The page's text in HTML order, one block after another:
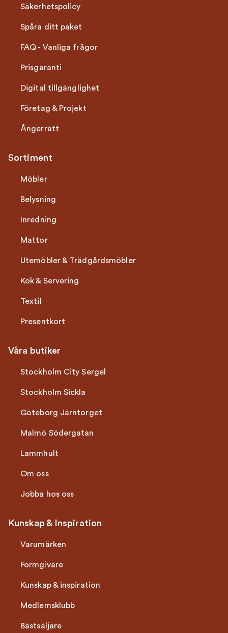
Säkerhetspolicy
Spåra ditt paket
FAQ - Vanliga frågor
Prisgaranti
Digital tillgänglighet
Företag & Projekt
Ångerrätt
Sortiment
Möbler
Belysning
Inredning
Mattor
Utemöbler & Trädgårdsmöbler
Kök & Servering
Textil
Presentkort
Våra butiker
Stockholm City Sergel
Stockholm Sickla
Göteborg Järntorget
Malmö Södergatan
Lammhult
Om oss
Jobba hos oss
Kunskap & Inspiration
Varumärken
Formgivare
Kunskap & inspiration
Medlemsklubb
Bästsäljare